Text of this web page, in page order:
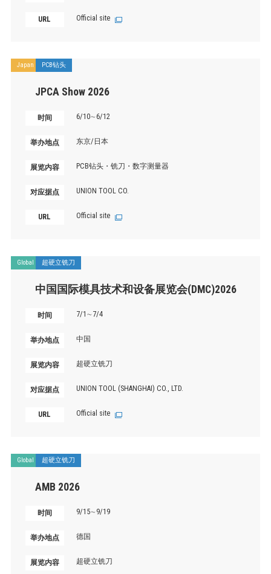
URL Official site
Japan PCB钻头
JPCA Show 2026
时间 6/10∼6/12
举办地点 东京/日本
展览内容 PCB钻头・铣刀・数字测量器
对应据点 UNION TOOL CO.
URL Official site
Global 超硬立铣刀
中国国际模具技术和设备展览会(DMC)2026
时间 7/1∼7/4
举办地点 中国
展览内容 超硬立铣刀
对应据点 UNION TOOL (SHANGHAI) CO., LTD.
URL Official site
Global 超硬立铣刀
AMB 2026
时间 9/15∼9/19
举办地点 德国
展览内容 超硬立铣刀